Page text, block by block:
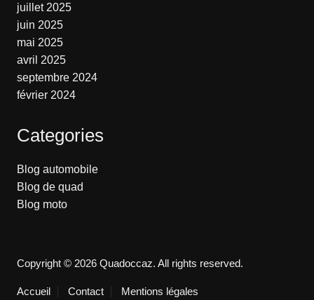
juillet 2025
juin 2025
mai 2025
avril 2025
septembre 2024
février 2024
Categories
Blog automobile
Blog de quad
Blog moto
Copyright © 2026 Quadoccaz. All rights reserved.
Accueil Contact Mentions légales